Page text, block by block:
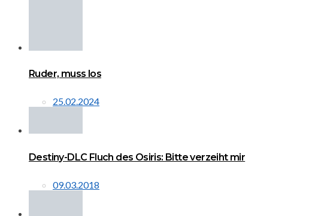
Ruder, muss los
25.02.2024
Destiny-DLC Fluch des Osiris: Bitte verzeiht mir
09.03.2018